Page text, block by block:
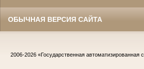
ОБЫЧНАЯ ВЕРСИЯ САЙТА
2006-2026 «Государственная